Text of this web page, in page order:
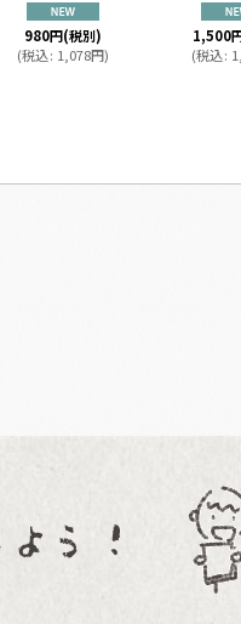
980円(税別)
(税込: 1,078円)
1,500
(税込: